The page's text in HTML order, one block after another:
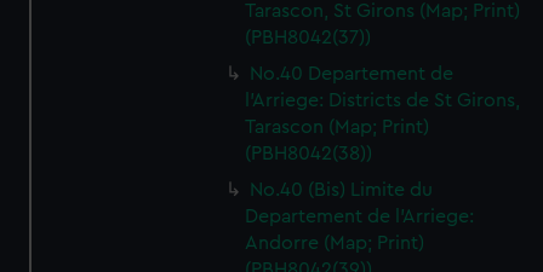
Tarascon, St Girons (Map; Print)
(PBH8042(37))
No.40 Departement de
l'Arriege: Districts de St Girons,
Tarascon (Map; Print)
(PBH8042(38))
No.40 (Bis) Limite du
Departement de l'Arriege:
Andorre (Map; Print)